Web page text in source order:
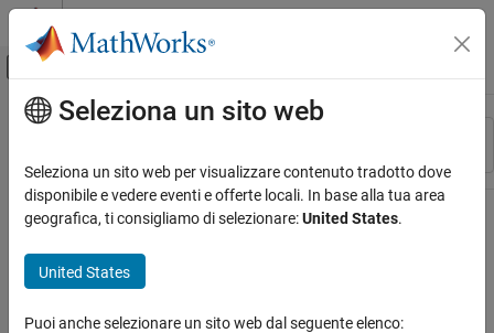
Vai al contenuto
Attiva/disattiva menu di navigazione
Risorsa
Stato
Contenuto principale
Seleziona un sito web
Seleziona un sito web per visualizzare contenuto tradotto dove
disponibile e vedere eventi e offerte locali. In base alla tua area
geografica, ti consigliamo di selezionare:United States.
United States
Puoi anche selezionare un sito web dal seguente elenco: